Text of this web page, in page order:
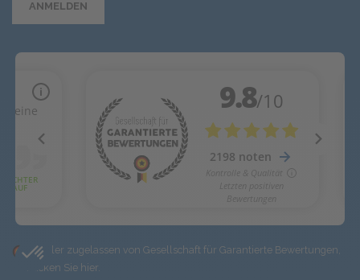
ANMELDEN
Händler zugelassen von Gesellschaft für Garantierte Bewertungen,
Klicken Sie hier.